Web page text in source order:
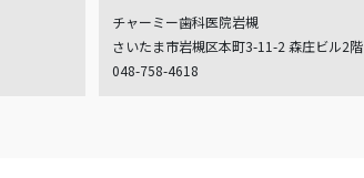
チャーミー歯科医院岩槻
さいたま市岩槻区本町3-11-2 森庄ビル2階
048-758-4618